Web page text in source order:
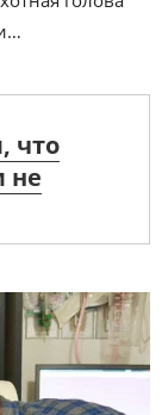
что
не